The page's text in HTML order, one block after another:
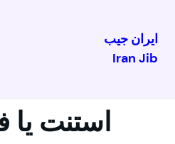
رفتن
ایران جیب
Iran Jib
استنت یا